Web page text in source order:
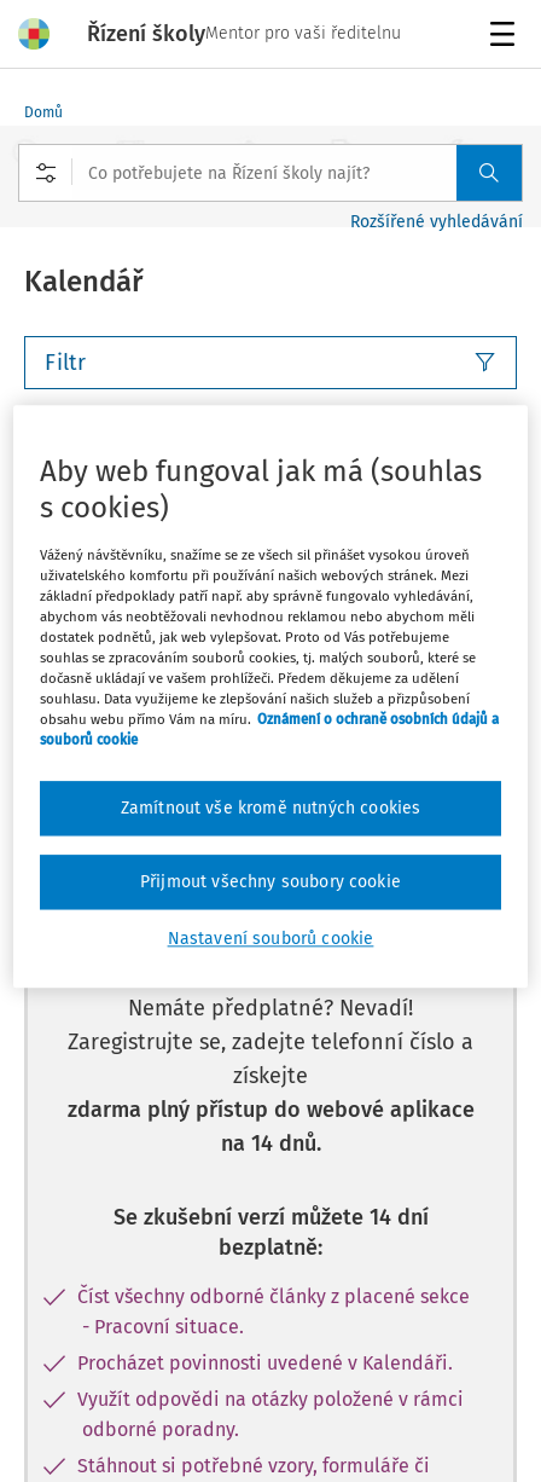
Řízení školyMentor pro vaši ředitelnu
Domů
Rozšířené vyhledávání
Kalendář
Filtr
Vlastní rozsah
Ne
1 UDÁLOST
Přihlášení k maturitní zkoušce v jarním
zkušebním období
Můj plán
Tento dokument je jen pro
předplatitele.
Nemáte předplatné? Nevadí!
Zaregistrujte se, zadejte telefonní číslo a
získejte
zdarma plný přístup do webové aplikace
na 14 dnů.
Se zkušební verzí můžete 14 dní
bezplatně:
Číst všechny odborné články z placené sekce
- Pracovní situace.
Procházet povinnosti uvedené v Kalendáři.
Využít odpovědi na otázky položené v rámci
odborné poradny.
Stáhnout si potřebné vzory, formuláře či
Aby web fungoval jak má (souhlas
s cookies)
Vážený návštěvníku, snažíme se ze všech sil přinášet vysokou úroveň
uživatelského komfortu při používání našich webových stránek. Mezi
základní předpoklady patří např. aby správně fungovalo vyhledávání,
abychom vás neobtěžovali nevhodnou reklamou nebo abychom měli
dostatek podnětů, jak web vylepšovat. Proto od Vás potřebujeme
souhlas se zpracováním souborů cookies, tj. malých souborů, které se
dočasně ukládají ve vašem prohlížeči. Předem děkujeme za udělení
souhlasu. Data využijeme ke zlepšování našich služeb a přizpůsobení
obsahu webu přímo Vám na míru. Oznámení o ochraně osobních údajů a
souborů cookie
Nastavení souborů cookie
Zamítnout vše kromě nutných cookies
Přijmout všechny soubory cookie